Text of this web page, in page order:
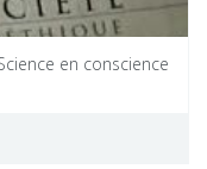
en conscience